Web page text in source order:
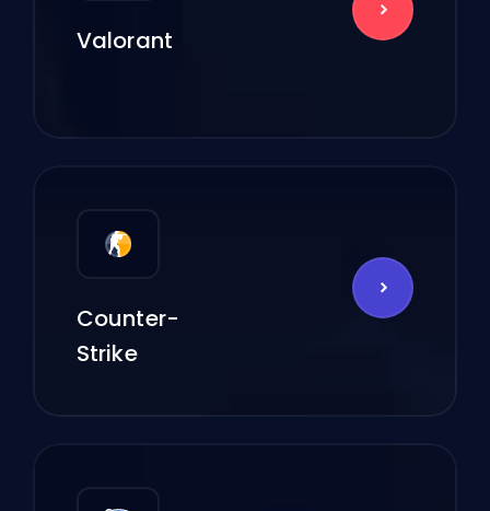
Valorant
Counter-
Strike